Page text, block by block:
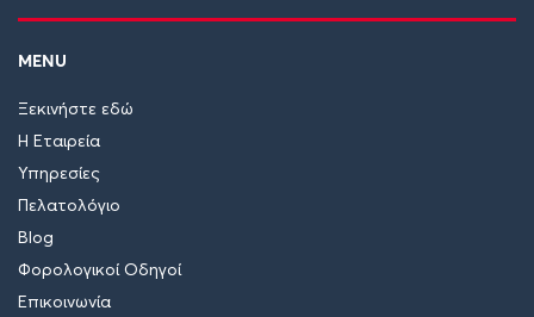
MENU
Ξεκινήστε εδώ
Η Εταιρεία
Υπηρεσίες
Πελατολόγιο
Blog
Φορολογικοί Οδηγοί
Επικοινωνία